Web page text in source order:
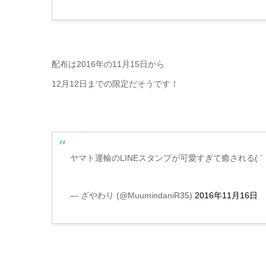
配布は2016年の11月15日から
12月12日までの限定だそうです！
ヤマト運輸のLINEスタンプが可愛すぎて癒される(
— ざやわり (@MuumindaniR35) 2016年11月16日